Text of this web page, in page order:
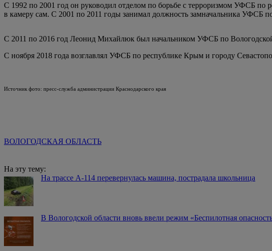
С 1992 по 2001 год он руководил отделом по борьбе с терроризмом УФСБ по
в камеру сам. С 2001 по 2011 годы занимал должность замначальника УФСБ
С 2011 по 2016 год Леонид Михайлюк был начальником УФСБ по
С ноября 2018 года возглавлял УФСБ по республике Крым и городу
Источник фото: пресс-служба администрации Краснодарского края
ВОЛОГОДСКАЯ ОБЛАСТЬ
На эту тему:
На трассе А-114 перевернулась машина, пострадала школьница
В Вологодской области вновь ввели режим «Беспилотная